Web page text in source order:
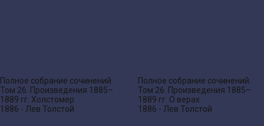
Полное собрание сочинений.
Том 26. Произведения 1885–
1889 гг. Холстомер
1886 - Лев Толстой
Полное собрание сочинений.
Том 26. Произведения 1885–
1889 гг. О верах
1886 - Лев Толстой